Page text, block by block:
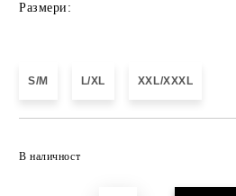
Размери:
S/M L/XL XXL/XXXL
В наличност